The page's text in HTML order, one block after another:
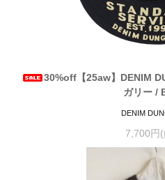
30%off【25aw】DENIM
ガリー /
DENIM
7,700円